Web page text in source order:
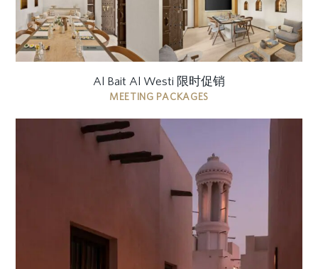
Al Bait Al Westi 限时促销
MEETING PACKAGES
提前7 至30天预定，在“最佳可用房价”的基础上额外
获享最多20%的超值优惠，并体验其他独家特权。
价格包括 每日在The Restaurant餐厅享用早餐 水疗服
务获享20%优惠 ...